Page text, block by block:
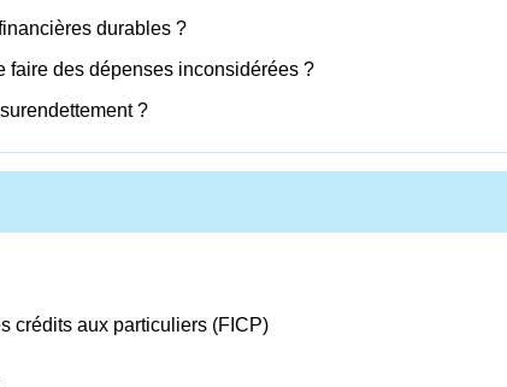
durables ?
faire des dépenses inconsidérées ?
?
crédits aux particuliers (FICP)